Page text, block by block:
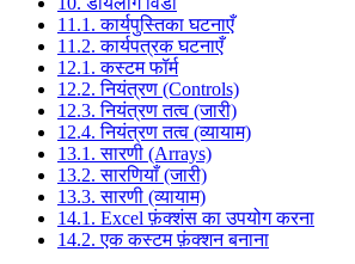
11.1. कार्यपुस्तिका घटनाएँ
11.2. कार्यपत्रक घटनाएँ
12.1. कस्टम फॉर्म
12.2. नियंत्रण (Controls)
12.3. नियंत्रण तत्व (जारी)
12.4. नियंत्रण तत्व (व्यायाम)
13.1. सारणी (Arrays)
13.2. सारणियाँ (जारी)
13.3. सारणी (व्यायाम)
14.1. Excel फ़ंक्शंस का उपयोग करना
14.2. एक कस्टम फ़ंक्शन बनाना